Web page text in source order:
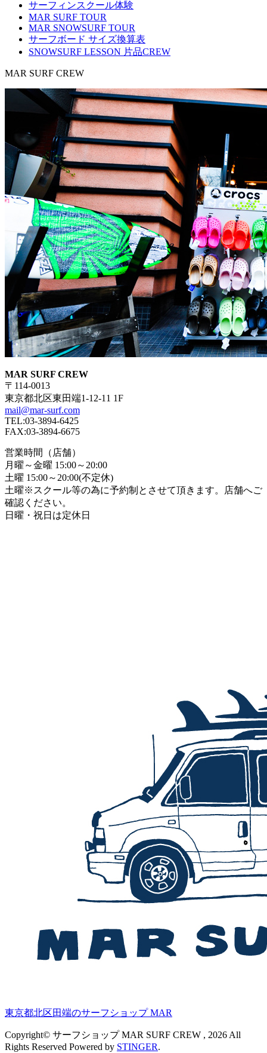
サーフィンスクール体験
MAR SURF TOUR
MAR SNOWSURF TOUR
サーフボード サイズ換算表
SNOWSURF LESSON 片品CREW
MAR SURF CREW
MAR SURF CREW
〒114-0013
東京都北区東田端1-12-11 1F
mail@mar-surf.com
TEL:03-3894-6425
FAX:03-3894-6675
営業時間（店舗）
月曜～金曜 15:00～20:00
土曜 15:00～20:00(不定休)
土曜※スクール等の為に予約制とさせて頂きます。店舗へご
確認ください。
日曜・祝日は定休日
東京都北区田端のサーフショップ MAR
Copyright© サーフショップ MAR SURF CREW , 2026 All
Rights Reserved Powered by STINGER.